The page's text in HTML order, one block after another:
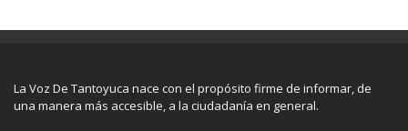
La Voz De Tantoyuca nace con el propósito firme de informar, de
una manera más accesible, a la ciudadanía en general.